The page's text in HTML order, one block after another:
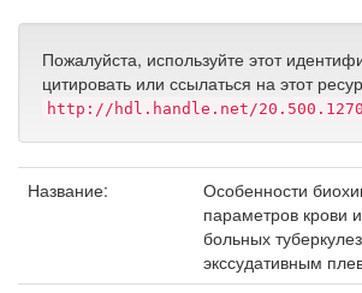
Пожалуйста, используйте этот
цитировать или ссылаться на этот
http://hdl.handle.net/
Название:
Особенности
параметров крови
больных
экссудативным